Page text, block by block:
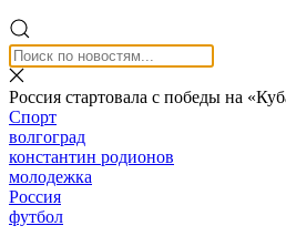
Россия стартовала с победы на
Спорт
волгоград
константин родионов
молодежка
Россия
футбол